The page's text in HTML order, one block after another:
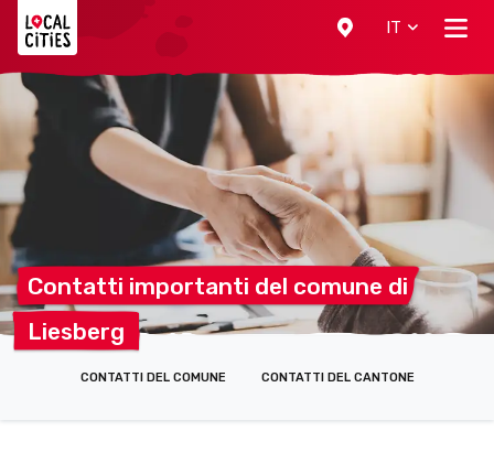
IT
Contatti importanti del comune di
Liesberg
CONTATTI DEL COMUNE CONTATTI DEL CANTONE